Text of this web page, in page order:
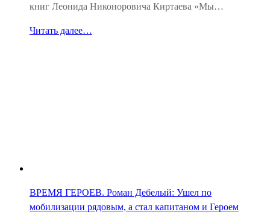
книг Леонида Никоноровича Киртаева «Мы…
Читать далее…
ВРЕМЯ ГЕРОЕВ. Роман Дебелый: Ушел по
мобилизации рядовым, а стал капитаном и Героем